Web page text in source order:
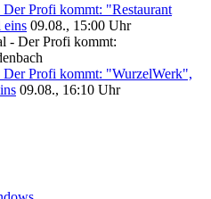
Profi kommt: "Restaurant
eins 09.08., 15:00 Uhr
Profi kommt: "WurzelWerk",
09.08., 16:10 Uhr